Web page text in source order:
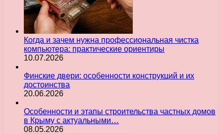
Когда и зачем нужна профессиональная чистка
компьютера: практические ориентиры
10.07.2026
Финские двери: особенности конструкций и их
достоинства
20.06.2026
Особенности и этапы строительства частных домов
в Крыму с актуальными…
08.05.2026